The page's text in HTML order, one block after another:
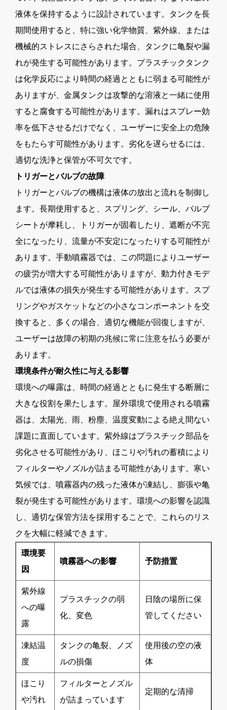
液体を保持するように設計されています。タンクを長
期間使用すると、特に強い化学物質、紫外線、または
機械的ストレスにさらされた場合、タンクに亀裂や漏
れが発生する可能性があります。プラスチックタンク
は化学反応により時間の経過とともに弱まる可能性が
ありますが、金属タンクは攻撃的な溶液と一緒に使用
すると腐食する可能性があります。漏れはスプレー効
率を低下させるだけでなく、ユーザーに安全上の危険
をもたらす可能性があります。劣化を遅らせるには、
適切な洗浄と保管が不可欠です。
トリガーとバルブの故障
トリガーとバルブの機構は液体の放出と流れを制御し
ます。長期使用すると、スプリング、シール、バルブ
シートが摩耗し、トリガーが固着したり、遮断が不完
全になったり、流量が不安定になったりする可能性が
あります。手動噴霧器では、この問題によりユーザー
の疲労が増大する可能性がありますが、動力付きモデ
ルでは液体の損失が発生する可能性があります。スプ
リングやガスケットなどの小さなコンポーネントを交
換すると、多くの場合、適切な機能が回復しますが、
ユーザーは故障の初期の兆候に常に注意を払う必要が
あります。
環境条件が耐久性に与える影響
環境への曝露は、時間の経過とともに発生する断層に
大きな役割を果たします。屋外環境で使用される噴霧
器は、太陽光、雨、粉塵、温度変動による絶え間ない
課題に直面しています。紫外線はプラスチック部品を
劣化させる可能性があり、ほこりや汚れの蓄積により
フィルターやノズルが詰まる可能性があります。寒い
気候では、噴霧器内の残った液体が凍結し、膨張や亀
裂が発生する可能性があります。環境への影響を認識
し、適切な保管方法を採用することで、これらのリス
クを大幅に軽減できます。
環境要
因
噴霧器への影響 予防措置
紫外線
への曝
露
プラスチックの弱
化、変色
日陰の場所に保
管してください
凍結温
度
タンクの亀裂、ノズ
ルの損傷
使用後の空の液
体
ほこり
や汚れ
フィルターとノズル
が詰まっています
定期的な清掃